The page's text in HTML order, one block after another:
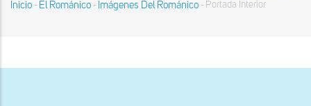
Sobrescribir
Inicio - El Románico - Imágenes Del Románico - Portada Interior